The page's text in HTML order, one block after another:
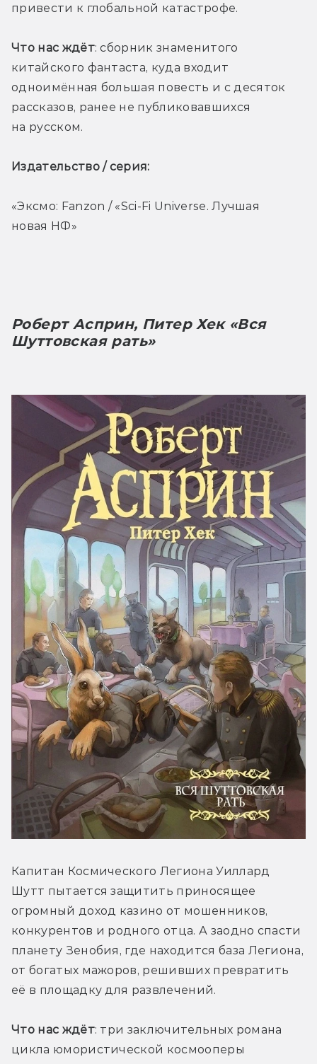
привести к глобальной катастрофе.
Что нас ждёт: сборник знаменитого
китайского фантаста, куда входит
одноимённая большая повесть и с десяток
рассказов, ранее не публиковавшихся
на русском.
Издательство / серия:
«Эксмо: Fanzon / «Sci-Fi Universe. Лучшая
новая НФ»
Роберт Асприн, Питер Хек «Вся
Шуттовская рать»
Капитан Космического Легиона Уиллард
Шутт пытается защитить приносящее
огромный доход казино от мошенников,
конкурентов и родного отца. А заодно спасти
планету Зенобия, где находится база Легиона,
от богатых мажоров, решивших превратить
её в площадку для развлечений.
Что нас ждёт: три заключительных романа
цикла юмористической космооперы